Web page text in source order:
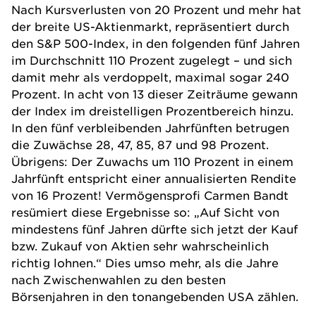
Nach Kursverlusten von 20 Prozent und mehr hat
der breite US-Aktienmarkt, repräsentiert durch
den S&P 500-Index, in den folgenden fünf Jahren
im Durchschnitt 110 Prozent zugelegt – und sich
damit mehr als verdoppelt, maximal sogar 240
Prozent. In acht von 13 dieser Zeiträume gewann
der Index im dreistelligen Prozentbereich hinzu.
In den fünf verbleibenden Jahrfünften betrugen
die Zuwächse 28, 47, 85, 87 und 98 Prozent.
Übrigens: Der Zuwachs um 110 Prozent in einem
Jahrfünft entspricht einer annualisierten Rendite
von 16 Prozent! Vermögensprofi Carmen Bandt
resümiert diese Ergebnisse so: „Auf Sicht von
mindestens fünf Jahren dürfte sich jetzt der Kauf
bzw. Zukauf von Aktien sehr wahrscheinlich
richtig lohnen.“ Dies umso mehr, als die Jahre
nach Zwischenwahlen zu den besten
Börsenjahren in den tonangebenden USA zählen.